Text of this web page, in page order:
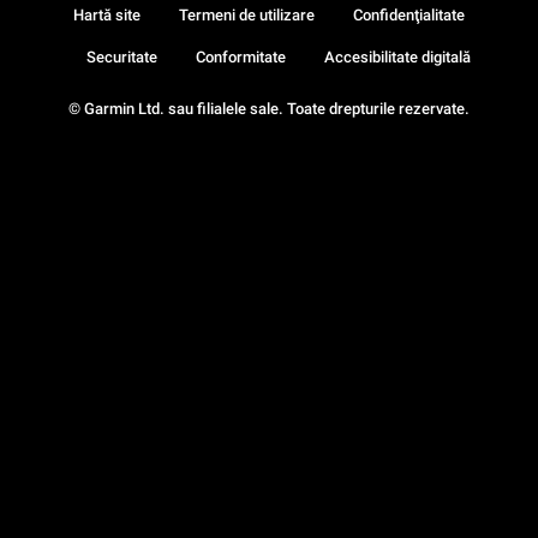
© Garmin Ltd. sau filialele sale. Toate drepturile rezervate.
Hartă site Termeni de utilizare Confidenţialitate
Securitate Conformitate Accesibilitate digitală